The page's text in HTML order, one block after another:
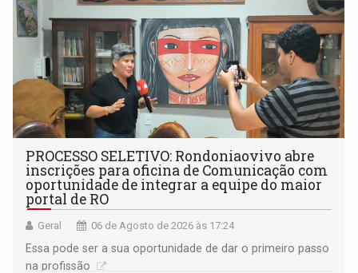
PROCESSO SELETIVO: Rondoniaovivo abre
inscrições para oficina de Comunicação com
oportunidade de integrar a equipe do maior
portal de RO
Geral 06 de Agosto de 2026 às 17:24
Essa pode ser a sua oportunidade de dar o primeiro passo
na profissão